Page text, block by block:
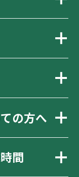
の方へ
間